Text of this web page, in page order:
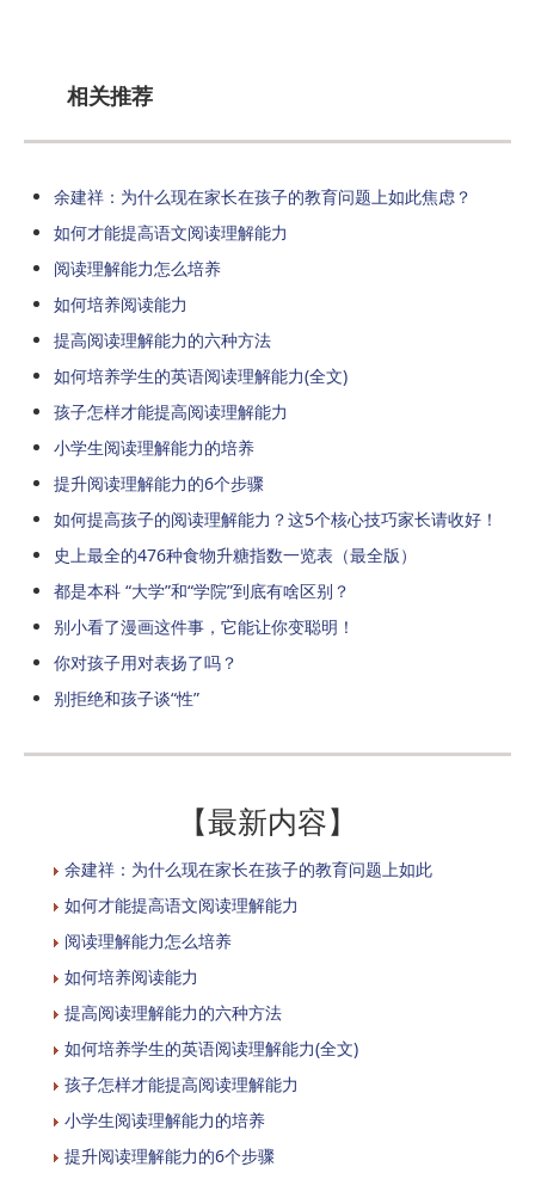
相关推荐
余建祥：为什么现在家长在孩子的教育问题上如此焦虑？
如何才能提高语文阅读理解能力
阅读理解能力怎么培养
如何培养阅读能力
提高阅读理解能力的六种方法
如何培养学生的英语阅读理解能力(全文)
孩子怎样才能提高阅读理解能力
小学生阅读理解能力的培养
提升阅读理解能力的6个步骤
如何提高孩子的阅读理解能力？这5个核心技巧家长请收好！
史上最全的476种食物升糖指数一览表（最全版）
都是本科 “大学”和“学院”到底有啥区别？
别小看了漫画这件事，它能让你变聪明！
你对孩子用对表扬了吗？
别拒绝和孩子谈“性”
【最新内容】
余建祥：为什么现在家长在孩子的教育问题上如此
如何才能提高语文阅读理解能力
阅读理解能力怎么培养
如何培养阅读能力
提高阅读理解能力的六种方法
如何培养学生的英语阅读理解能力(全文)
孩子怎样才能提高阅读理解能力
小学生阅读理解能力的培养
提升阅读理解能力的6个步骤